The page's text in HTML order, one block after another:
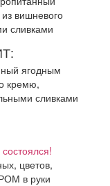
вишневого
сливками
ягодным
кремю,
сливками
цветов,
в руки